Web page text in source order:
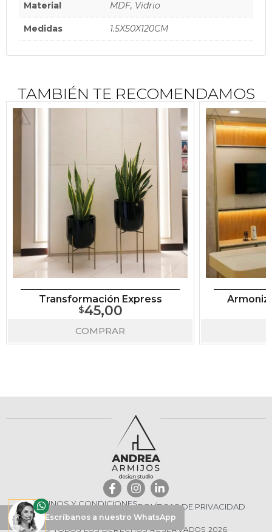
Material MDF, Vidrio
Medidas 1.5X50X120CM
TAMBIÉN TE RECOMENDAMOS
Transformación Express
45,00
COMPRAR
TÉRMINOS Y CONDICIONESPOLÍTICAS DE PRIVACIDAD
ANDREA ARMIJOS
® TODOS LOS DERECHOS RESERVADOS 2026